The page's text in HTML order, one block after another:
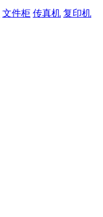
文件柜 传真机 复印机